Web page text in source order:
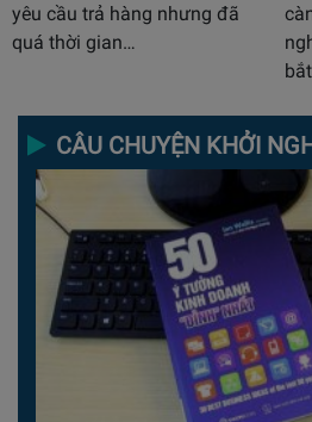
yêu cầu trả hàng nhưng đã
quá thời gian…
CÂU CHUYỆN KHỞI